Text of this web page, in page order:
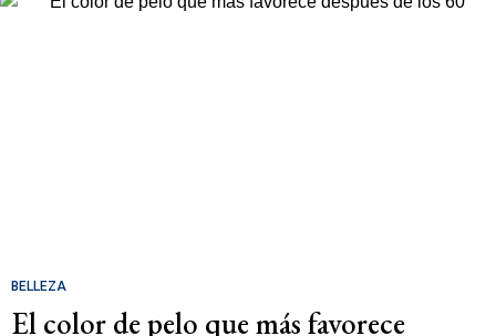
BELLEZA
El color de pelo que más favorece